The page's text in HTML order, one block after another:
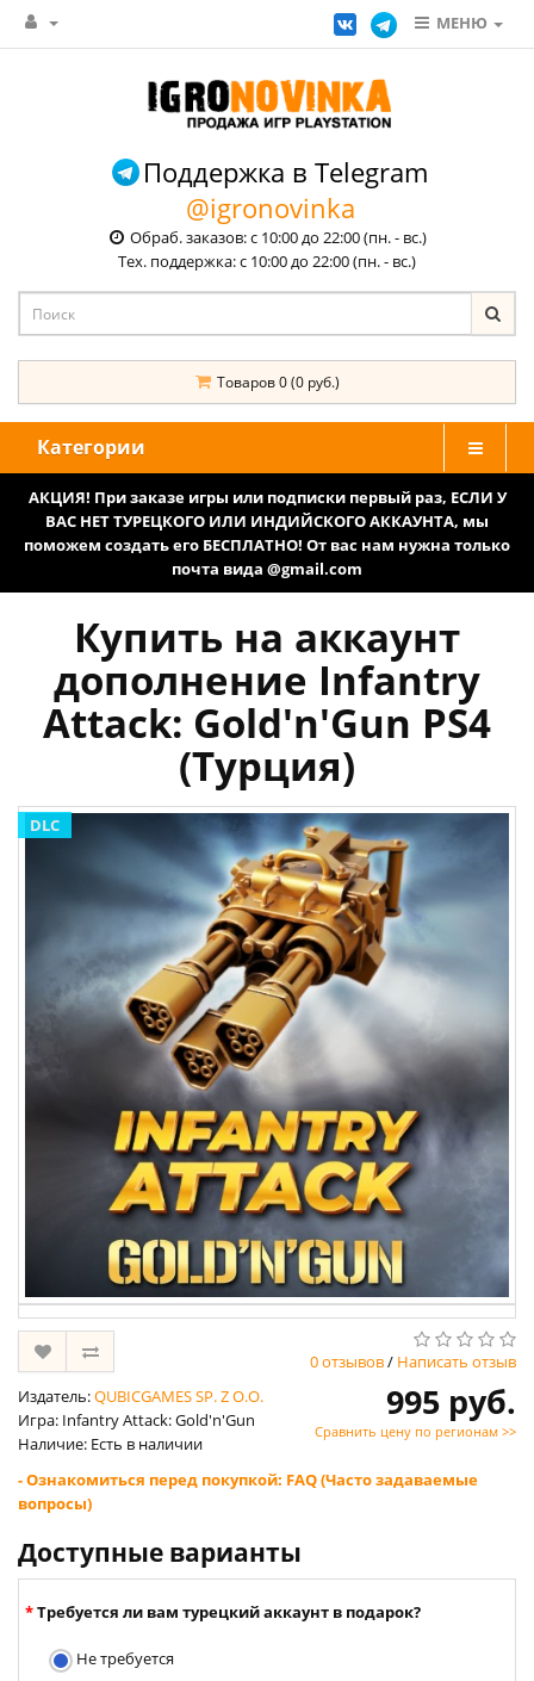
МЕНЮ
Поддержка в Telegram
@igronovinka
Обраб. заказов: с 10:00 до 22:00 (пн. - вс.)
Тех. поддержка: с 10:00 до 22:00 (пн. - вс.)
Товаров 0 (0 руб.)
Категории
АКЦИЯ! При заказе игры или подписки первый раз, ЕСЛИ У
ВАС НЕТ ТУРЕЦКОГО ИЛИ ИНДИЙСКОГО АККАУНТА, мы
поможем создать его БЕСПЛАТНО! От вас нам нужна только
почта вида @gmail.com
Купить на аккаунт
дополнение Infantry
Attack: Gold'n'Gun PS4
(Турция)
DLC
0 отзывов/ Написать отзыв
Издатель:QUBICGAMES SP. Z O.O.
Игра: Infantry Attack: Gold'n'Gun
Наличие: Есть в наличии
995 руб.
Сравнить цену по регионам >>
- Ознакомиться перед покупкой: FAQ (Часто задаваемые
вопросы)
Доступные варианты
Требуется ли вам турецкий аккаунт в подарок?
Не требуется